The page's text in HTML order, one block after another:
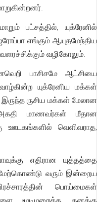
பட்சத்தில், யுக்ரேனில்
எங்கும் ஆயுதமேந்திய
வழிகோலும்.
பாசிசமே ஆட்சியை
யுக்ரேனிய மக்கள்
ருசிய மக்கள் மேலான
மாணவர்கள் மீதான
ஊடகங்களில் வெளிவராத,
எதிரான யுத்தத்தை
மேற்கொண்டு வரும் இன்றைய
பொய்மைகள்